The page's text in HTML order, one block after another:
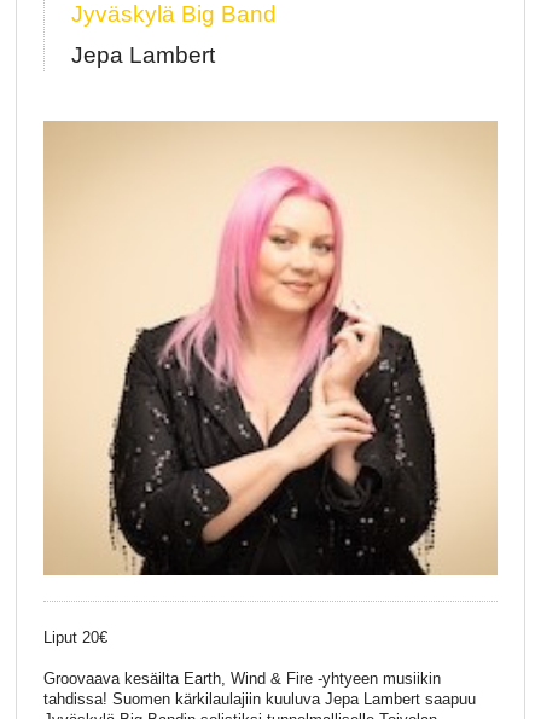
Jyväskylä Big Band
Jepa Lambert
Liput 20€
Groovaava kesäilta Earth, Wind & Fire -yhtyeen musiikin
tahdissa! Suomen kärkilaulajiin kuuluva Jepa Lambert saapuu